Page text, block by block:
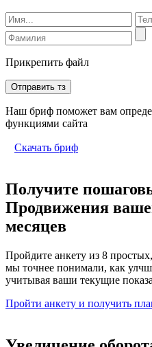
Прикрепить файл
Отправить тз
Наш бриф поможет вам
функциями сайта
Скачать бриф
Получите
Продвижения
месяцев
Пройдите анкету из 8
мы точнее понимали, как
учитывая ваши текущие
Пройти анкету и получить